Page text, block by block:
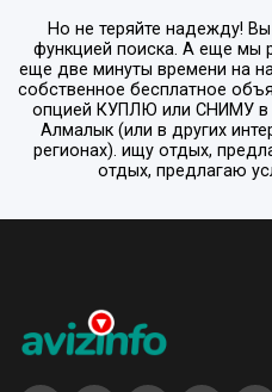
Но не теряйте надежду!
функцией поиска. А еще мы
еще две минуты времени на
собственное бесплатное
опцией КУПЛЮ или СНИМУв
Алмалык (или в других
регионах). ищу отдых,
отдых, предлагаю